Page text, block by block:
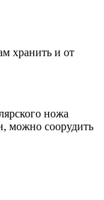
хранить и от
ножа
можно соорудить